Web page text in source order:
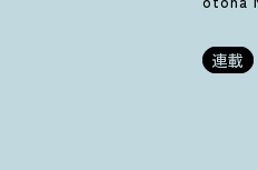
連載